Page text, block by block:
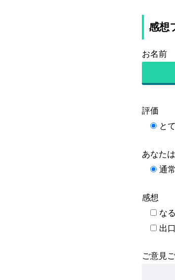
感想
お名前
評価
と
あなたは
通
感想
な
出
ご意見